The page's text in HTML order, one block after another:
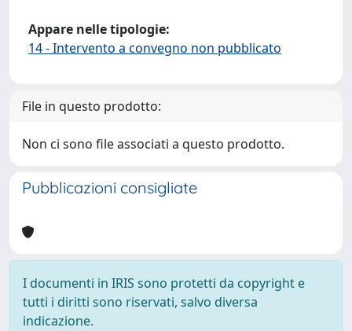
Appare nelle tipologie:
14 - Intervento a convegno non pubblicato
File in questo prodotto:
Non ci sono file associati a questo prodotto.
Pubblicazioni consigliate
I documenti in IRIS sono protetti da copyright e
tutti i diritti sono riservati, salvo diversa
indicazione.